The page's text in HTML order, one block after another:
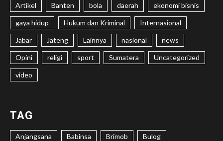
Artikel Banten bola daerah ekonomi bisnis
gaya hidup Hukum dan Kriminal Internasional
Jabar Jateng Lainnya nasional news
Opini religi sport Sumatera Uncategorized
video
TAG
Anjangsana Babinsa Brimob Bulog